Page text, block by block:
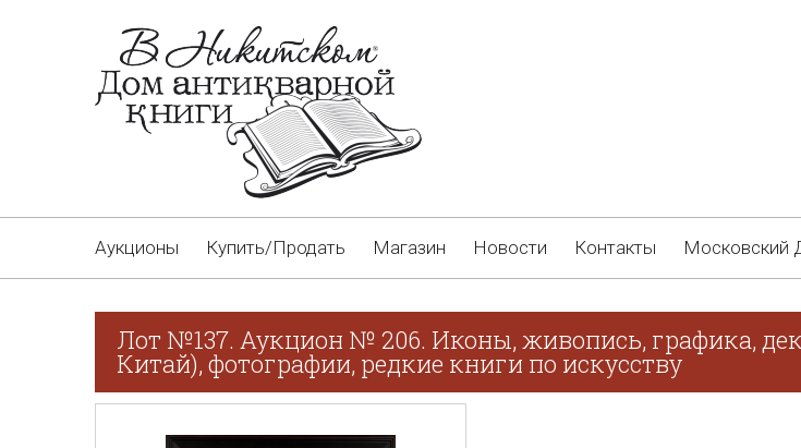
Аукционы Купить/Продать Магазин Новости Контакты Московский
Лот №137. Аукцион № 206. Иконы, живопись, графика,
Китай), фотографии, редкие книги по искусству